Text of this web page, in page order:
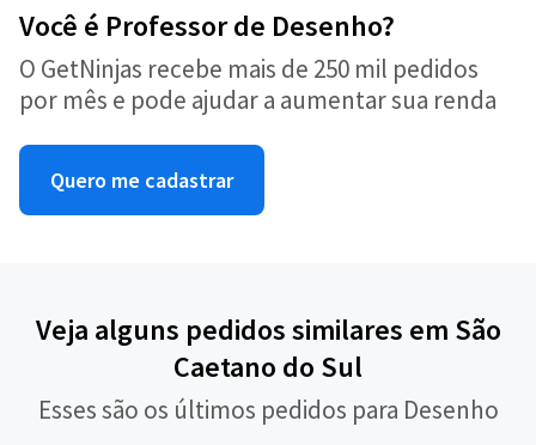
Você é Professor de Desenho?
O GetNinjas recebe mais de 250 mil pedidos
por mês e pode ajudar a aumentar sua renda
Quero me cadastrar
Veja alguns pedidos similares em São
Caetano do Sul
Esses são os últimos pedidos para Desenho